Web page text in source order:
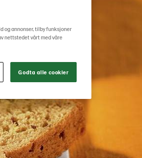
og annonser, tilby funksjoner
nettstedet vårt med våre
Godta alle cookier